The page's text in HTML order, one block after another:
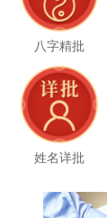
八字精批
姓名详批